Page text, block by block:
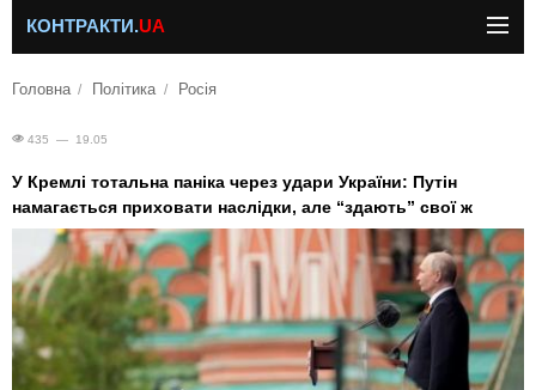
КОНТРАКТИ.UA
Головна Політика Росія
435 — 19.05
У Кремлі тотальна паніка через удари України: Путін
намагається приховати наслідки, але “здають” свої ж